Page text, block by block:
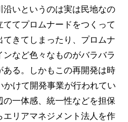
いというのは実は民地なの
てプロムナードをつくって
てきてしまったり、プロムナ
など色々なものがバラバラ
る。しかもこの再開発は時
かけて開発事業が行われてい
の一体感、統一性などを担保
リアマネジメント法人を作